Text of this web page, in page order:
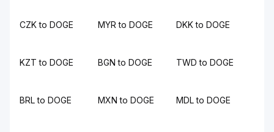
CZK to DOGE MYR to DOGE DKK to DOGE
KZT to DOGE BGN to DOGE TWD to DOGE
BRL to DOGE MXN to DOGE MDL to DOGE